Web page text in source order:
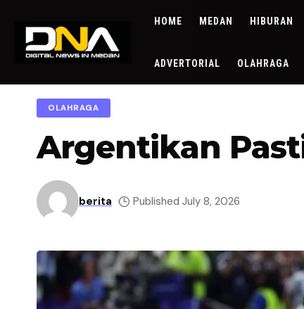
HOME MEDAN HIBURAN
ADVERTORIAL OLAHRAGA
OLAHRAGA
Argentikan
berita Published July 8, 2026